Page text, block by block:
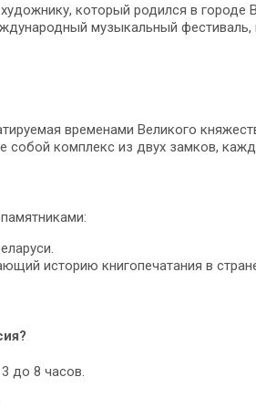
который родился в городе
музыкальный фестиваль,
временами Великого
комплекс из двух замков,
историю книгопечатания в
до 8 часов.